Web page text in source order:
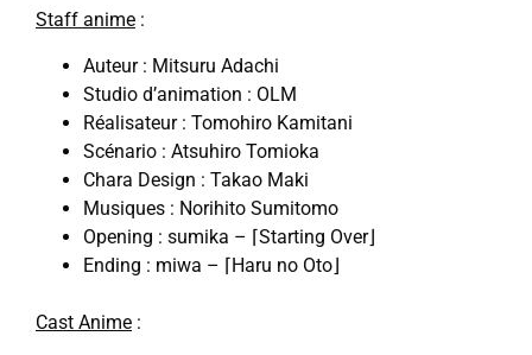
Staff anime :
Auteur : Mitsuru Adachi
Studio d’animation : OLM
Réalisateur : Tomohiro Kamitani
Scénario : Atsuhiro Tomioka
Chara Design : Takao Maki
Musiques : Norihito Sumitomo
Opening : sumika – ⌈Starting Over⌋
Ending : miwa – ⌈Haru no Oto⌋
Cast Anime :